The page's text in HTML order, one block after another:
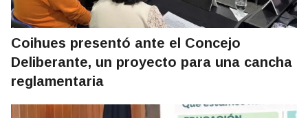
Coihues presentó ante el Concejo
Deliberante, un proyecto para una cancha
reglamentaria